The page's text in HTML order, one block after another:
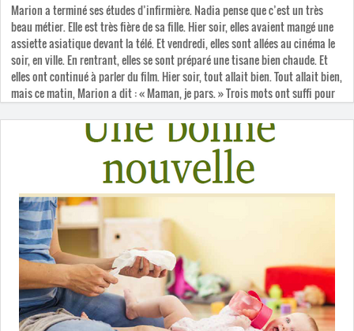
Marion a terminé ses études d’infirmière. Nadia pense que c’est un très
beau métier. Elle est très fière de sa fille. Hier soir, elles avaient mangé une
assiette asiatique devant la télé. Et vendredi, elles sont allées au cinéma le
soir, en ville. En rentrant, elles se sont préparé une tisane bien chaude. Et
elles ont continué à parler du film. Hier soir, tout allait bien. Tout allait bien,
mais ce matin, Marion a dit : « Maman, je pars. » Trois mots ont suffi pour